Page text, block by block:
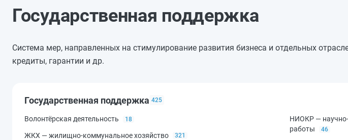
Государственная поддержка
Система мер, направленных на стимулирование развития бизнеса и отдельных
кредиты, гарантии и др.
Государственная поддержка 425
Волонтёрская деятельность 18
ЖКХ — жилищно-коммунальное хозяйство 321
НИОКР — научно-
работы
46